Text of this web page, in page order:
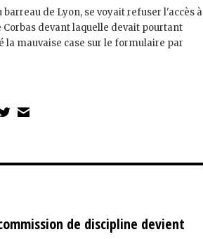
de Lyon, se voyait refuser l'accès à
devant laquelle devait pourtant
la mauvaise case sur le formulaire par
de discipline devient